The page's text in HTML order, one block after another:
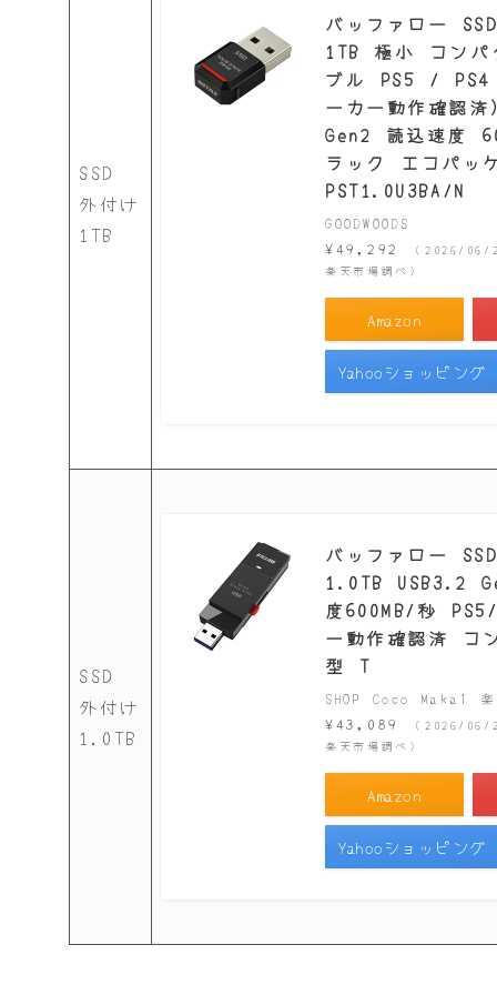
SSD
外付け
1TB
バッファロー
1TB 極小 コン
ブル PS5 /
ーカー動作確認
Gen2 読込速度
ラック エコパッ
PST1.0U3BA/N
GOODWOODS
¥49,292
（2026/
楽天市場調べ）
Amazon
Yahooショッピング
SSD
外付け
1.0TB
バッファロー
1.0TB USB3.2
度600MB/秒
ー動作確認済 コ
型 T
SHOP Coco Makai 楽
¥43,089
（2026/
楽天市場調べ）
Amazon
Yahooショッピング